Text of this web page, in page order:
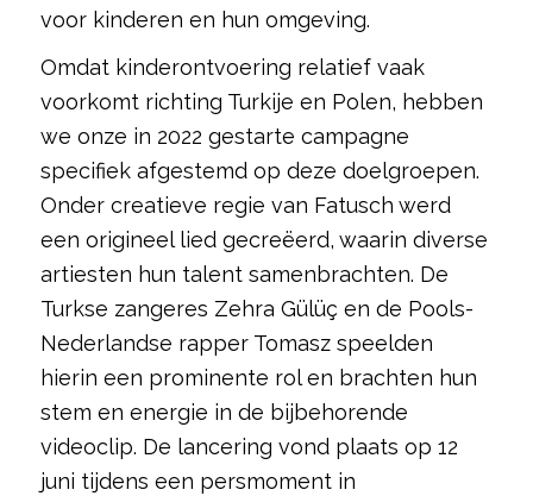
voor kinderen en hun omgeving.
Omdat kinderontvoering relatief vaak
voorkomt richting Turkije en Polen, hebben
we onze in 2022 gestarte campagne
specifiek afgestemd op deze doelgroepen.
Onder creatieve regie van Fatusch werd
een origineel lied gecreëerd, waarin diverse
artiesten hun talent samenbrachten. De
Turkse zangeres Zehra Gülüç en de Pools-
Nederlandse rapper Tomasz speelden
hierin een prominente rol en brachten hun
stem en energie in de bijbehorende
videoclip. De lancering vond plaats op 12
juni tijdens een persmoment in